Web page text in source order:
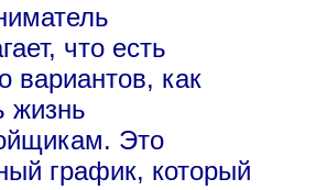
что есть
вариантов, как
жизнь
Это
график, который